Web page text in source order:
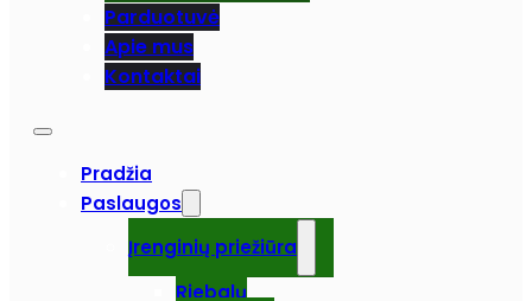
Parduotuvė
Apie mus
Kontaktai
Pradžia
Paslaugos
Įrenginių priežiūra
Riebalų